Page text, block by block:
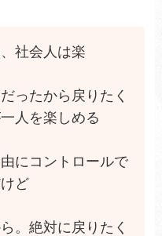
社会人は楽
ったから戻りたく
人を楽しめる
にコントロールで
ど
。絶対に戻りたく